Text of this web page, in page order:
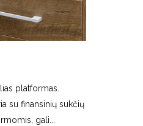
platformas.
su finansinių sukčių
gali